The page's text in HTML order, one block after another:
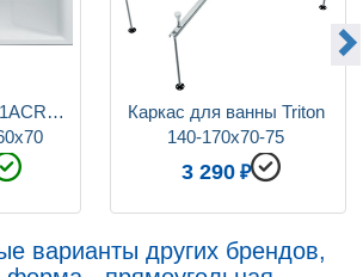
Каркас для ванны Triton
140-170х70-75
универсальный 5 опор
3 290
варианты других брендов,